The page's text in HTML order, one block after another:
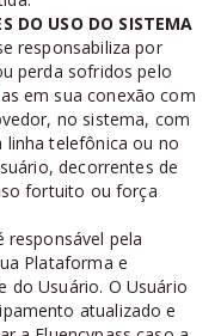
DO USO DO SISTEMA
responsabiliza por
perda sofridos pelo
em sua conexão com
no sistema, com
linha telefônica ou no
decorrentes de
fortuito ou força
responsável pela
Plataforma e
do Usuário. O Usuário
atualizado e